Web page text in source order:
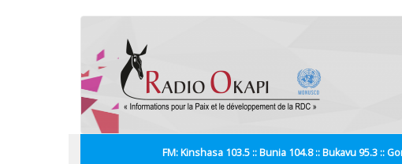
FM: Kinshasa 103.5 :: Bunia 104.8 :: Bukavu 95.3 ::